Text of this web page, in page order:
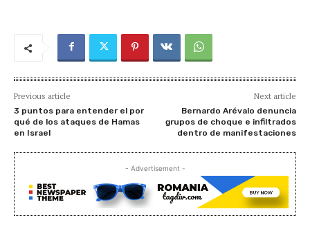
Previous article
3 puntos para entender el por
qué de los ataques de Hamas
en Israel
Next article
Bernardo Arévalo denuncia
grupos de choque e infiltrados
dentro de manifestaciones
- Advertisement -